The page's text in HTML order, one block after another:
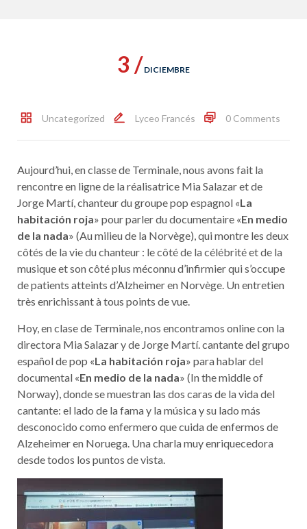
3 / DICIEMBRE
Uncategorized Lyceo Francés 0 Comments
Aujourd’hui, en classe de Terminale, nous avons fait la
rencontre en ligne de la réalisatrice Mia Salazar et de
Jorge Martí, chanteur du groupe pop espagnol «La
habitación roja» pour parler du documentaire «En medio
de la nada» (Au milieu de la Norvège), qui montre les deux
côtés de la vie du chanteur : le côté de la célébrité et de la
musique et son côté plus méconnu d’infirmier qui s’occupe
de patients atteints d’Alzheimer en Norvège. Un entretien
très enrichissant à tous points de vue.
Hoy, en clase de Terminale, nos encontramos online con la
directora Mia Salazar y de Jorge Martí. cantante del grupo
español de pop «La habitación roja» para hablar del
documental «En medio de la nada» (In the middle of
Norway), donde se muestran las dos caras de la vida del
cantante: el lado de la fama y la música y su lado más
desconocido como enfermero que cuida de enfermos de
Alzeheimer en Noruega. Una charla muy enriquecedora
desde todos los puntos de vista.